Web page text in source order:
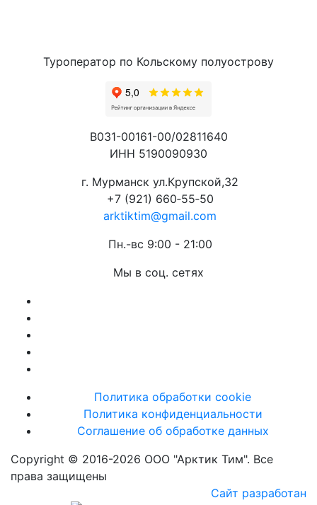
Туроператор по Кольскому полуострову
В031-00161-00/02811640
ИНН 5190090930
г. Мурманск ул.Крупской,32
+7 (921) 660‑55‑50
arktiktim@gmail.com
Пн.-вс 9:00 - 21:00
Мы в соц. сетях
Политика обработки cookie
Политика конфиденциальности
Соглашение об обработке данных
Copyright © 2016-2026 ООО "Арктик Тим". Все
права защищены
Сайт разработан